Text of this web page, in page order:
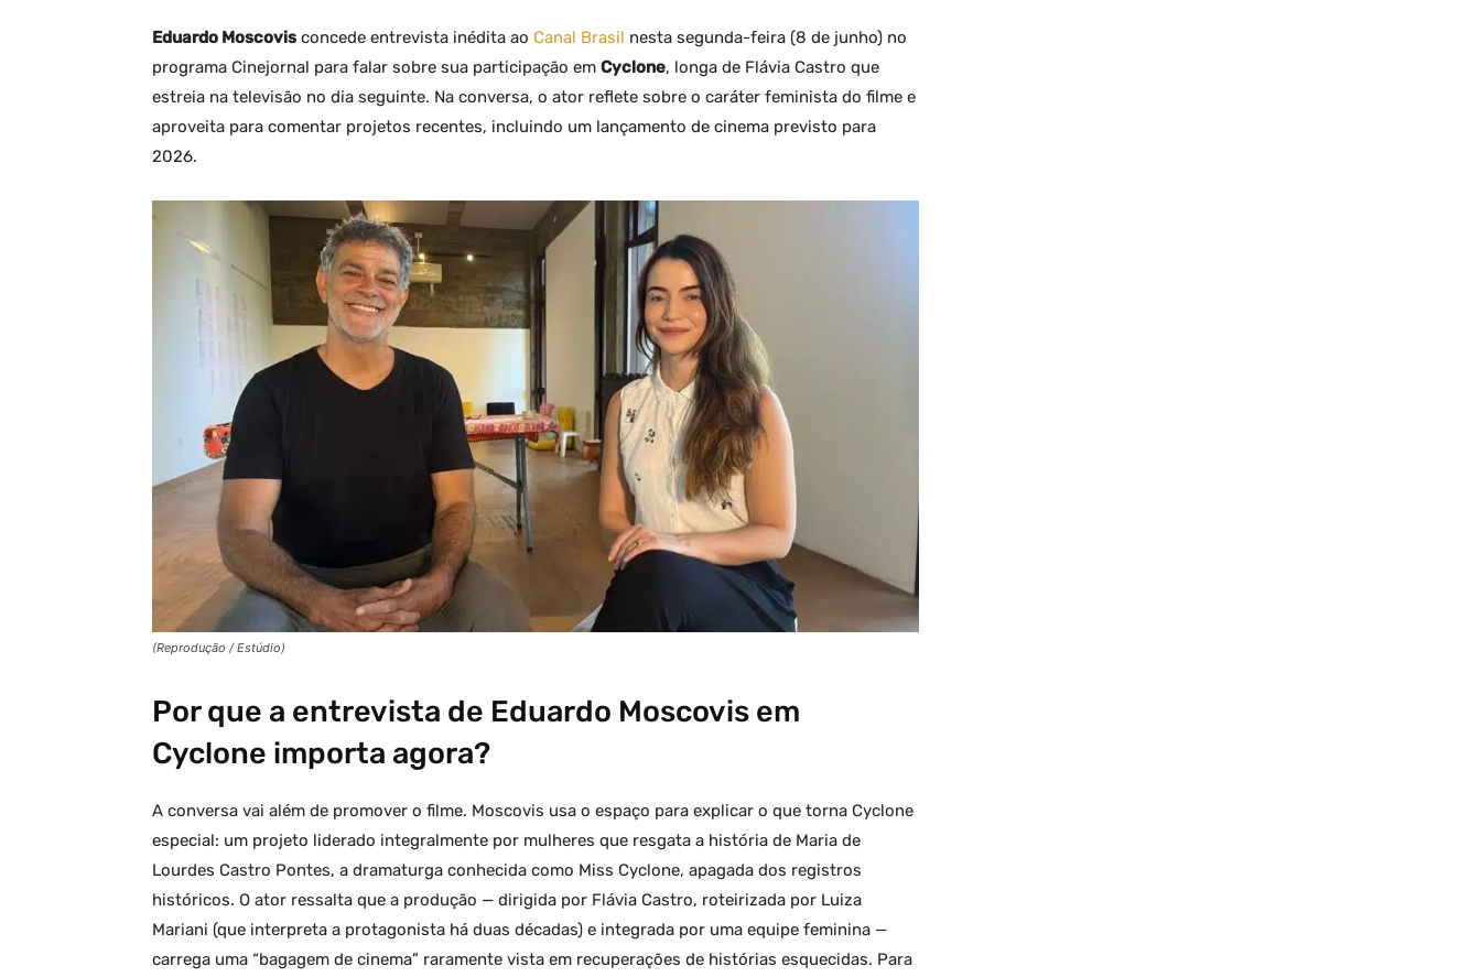
Eduardo Moscovis concede entrevista inédita ao Canal Brasil nesta segunda-feira (8 de junho) no
programa Cinejornal para falar sobre sua participação em Cyclone, longa de Flávia Castro que
estreia na televisão no dia seguinte. Na conversa, o ator reflete sobre o caráter feminista do filme e
aproveita para comentar projetos recentes, incluindo um lançamento de cinema previsto para
2026.
(Reprodução / Estúdio)
Por que a entrevista de Eduardo Moscovis em
Cyclone importa agora?
A conversa vai além de promover o filme. Moscovis usa o espaço para explicar o que torna Cyclone
especial: um projeto liderado integralmente por mulheres que resgata a história de Maria de
Lourdes Castro Pontes, a dramaturga conhecida como Miss Cyclone, apagada dos registros
históricos. O ator ressalta que a produção — dirigida por Flávia Castro, roteirizada por Luiza
Mariani (que interpreta a protagonista há duas décadas) e integrada por uma equipe feminina —
carrega uma “bagagem de cinema” raramente vista em recuperações de histórias esquecidas. Para